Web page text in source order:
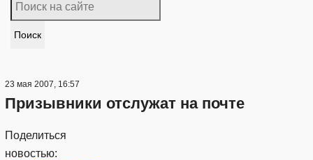
Поиск
23 мая 2007, 16:57
Призывники отслужат на почте
Поделиться
новостью: